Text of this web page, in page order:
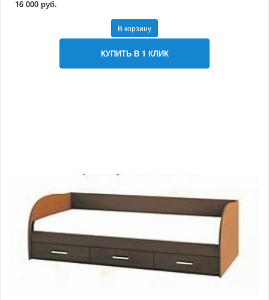
16 000 руб.
В корзину
КУПИТЬ В 1 КЛИК